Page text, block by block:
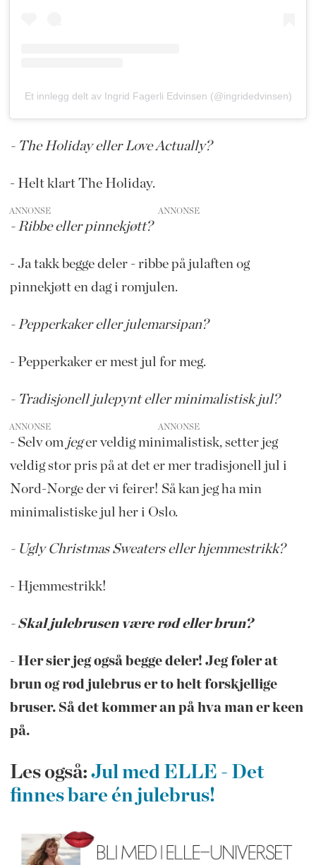
Et innlegg delt av Ingrid Fagerli Edvinsen (@ingridedvinsen)
- The Holiday eller Love Actually?
- Helt klart The Holiday.
ANNONSE
- Ribbe eller pinnekjøtt?
- Ja takk begge deler - ribbe på julaften og
pinnekjøtt en dag i romjulen.
- Pepperkaker eller julemarsipan?
- Pepperkaker er mest jul for meg.
- Tradisjonell julepynt eller minimalistisk jul?
ANNONSE
- Selv om jeger veldig minimalistisk, setter jeg
veldig stor pris på at det er mer tradisjonell jul i
Nord-Norge der vi feirer! Så kan jeg ha min
minimalistiske jul her i Oslo.
- Ugly Christmas Sweaters eller hjemmestrikk?
- Hjemmestrikk!
- Skal julebrusen være rød eller brun?
- Her sier jeg også begge deler! Jeg føler at
brun og rød julebrus er to helt forskjellige
bruser. Så det kommer an på hva man er keen
på.
Les også: Jul med ELLE - Det
finnes bare én julebrus!